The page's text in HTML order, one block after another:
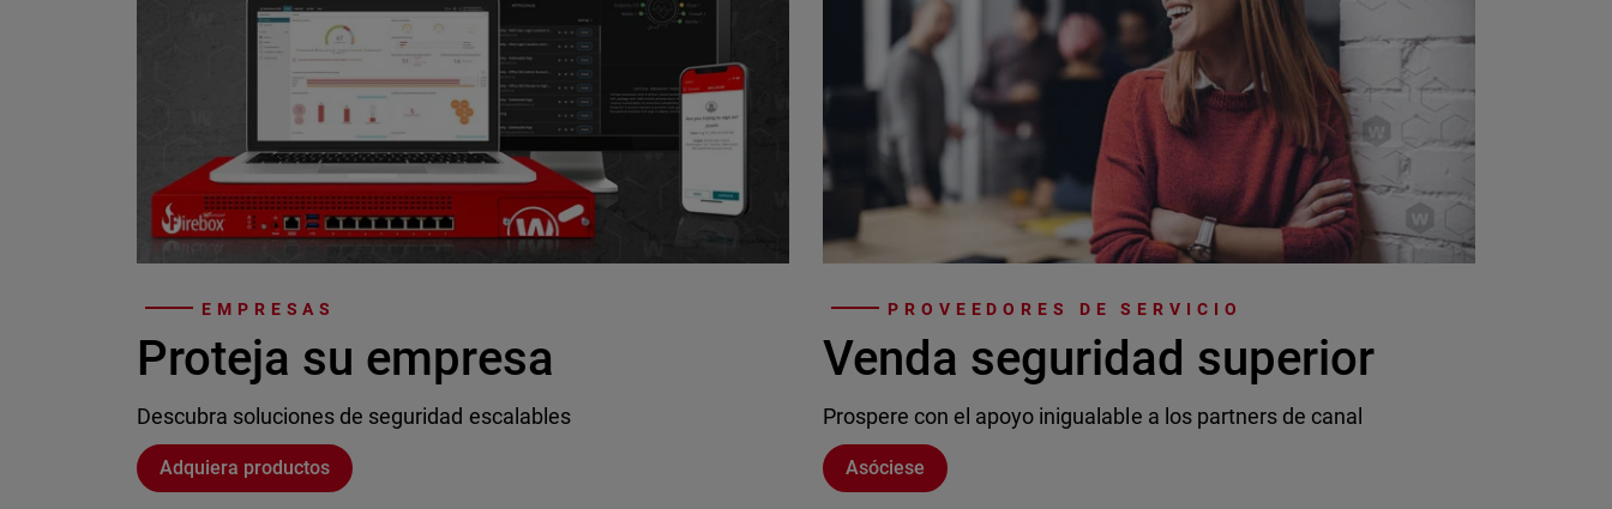
EMPRESAS
Proteja su empresa
Descubra soluciones de seguridad escalables
Adquiera productos
PROVEEDORES DE SERVICIO
Venda seguridad superior
Prospere con el apoyo inigualable a los partners de canal
Asóciese